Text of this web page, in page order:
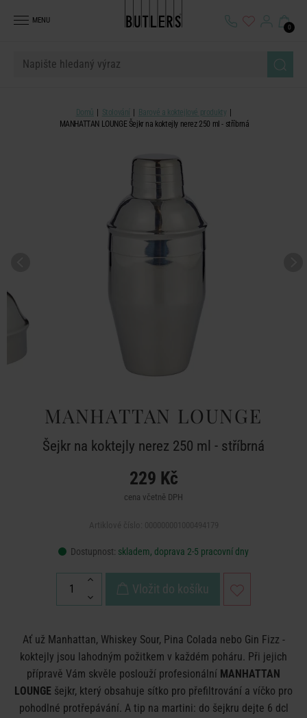
MENU
0
Domů Stolování
Barové a koktejlové produkty
MANHATTAN LOUNGE Šejkr na koktejly nerez 250 ml - stříbrná
MANHATTAN LOUNGE
Šejkr na koktejly nerez 250 ml - stříbrná
229 Kč
cena včetně DPH
Dostupnost: skladem, doprava 2-5 pracovní dny
Vložit do košíku
Ať už Manhattan, Whiskey Sour, Pina Colada nebo Gin Fizz -
koktejly jsou lahodným požitkem v každém poháru. Při jejich
přípravě Vám skvěle poslouží profesionální MANHATTAN
LOUNGE šejkr, který obsahuje sítko pro přefiltrování a víčko pro
pohodlné protřepávání. A tip na martini: do šejkru dejte 6 dcl